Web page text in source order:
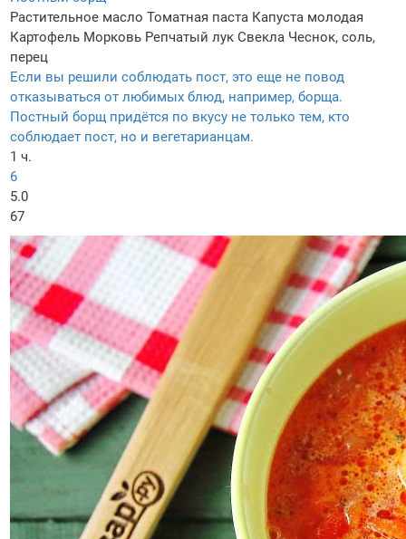
Растительное масло Томатная паста Капуста молодая
Картофель Морковь Репчатый лук Свекла Чеснок, соль,
перец
Если вы решили соблюдать пост, это еще не повод
отказываться от любимых блюд, например, борща.
Постный борщ придётся по вкусу не только тем, кто
соблюдает пост, но и вегетарианцам.
1 ч.
6
5.0
67